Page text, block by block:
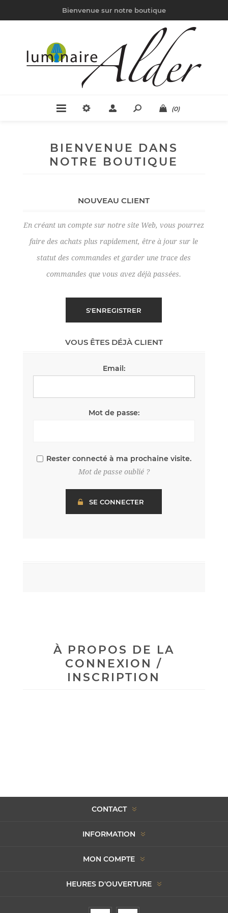
Bienvenue sur notre boutique
(0)
BIENVENUE DANS
NOTRE BOUTIQUE
NOUVEAU CLIENT
En créant un compte sur notre site Web, vous pourrez
faire des achats plus rapidement, être à jour sur le
statut des commandes et garder une trace des
commandes que vous avez déjà passées.
VOUS ÊTES DÉJÀ CLIENT
Email:
Mot de passe:
Rester connecté à ma prochaine visite.
Mot de passe oublié ?
À PROPOS DE LA
CONNEXION /
INSCRIPTION
CONTACT
INFORMATION
MON COMPTE
HEURES D'OUVERTURE